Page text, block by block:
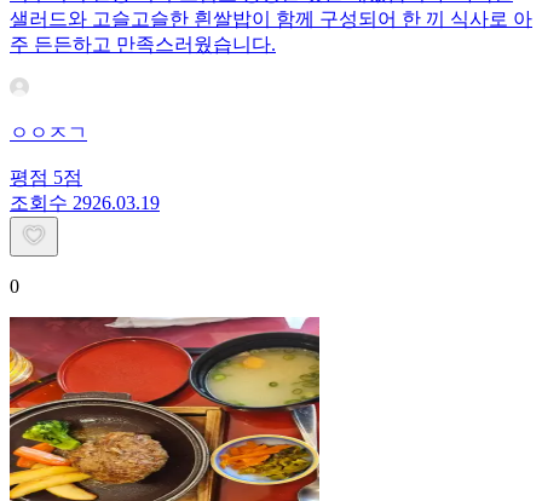
샐러드와 고슬고슬한 흰쌀밥이 함께 구성되어 한 끼 식사로 아
주 든든하고 만족스러웠습니다.
ㅇㅇㅈㄱ
평점 5점
조회수 2926.03.19
0